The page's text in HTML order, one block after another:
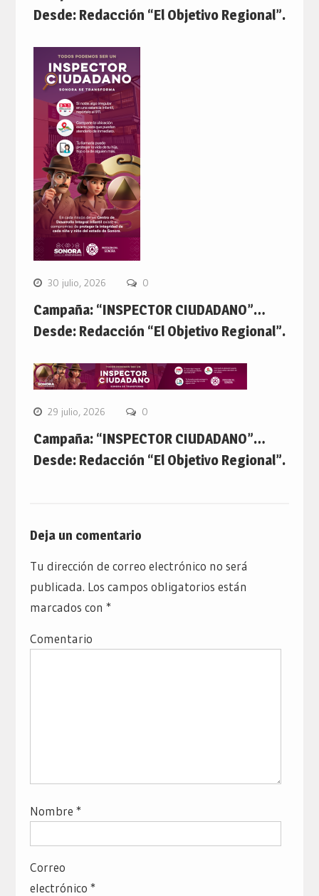
Desde: Redacción “El Objetivo Regional”.
30 julio, 2026 0
Campaña: “INSPECTOR CIUDADANO”…
Desde: Redacción “El Objetivo Regional”.
29 julio, 2026 0
Campaña: “INSPECTOR CIUDADANO”…
Desde: Redacción “El Objetivo Regional”.
Deja un comentario
Tu dirección de correo electrónico no será
publicada. Los campos obligatorios están
marcados con *
Comentario
Nombre *
Correo
electrónico *